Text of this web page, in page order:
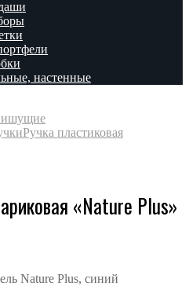
настенные
Ручка пластиковая
«Nature Plus»
Nature Plus, синий